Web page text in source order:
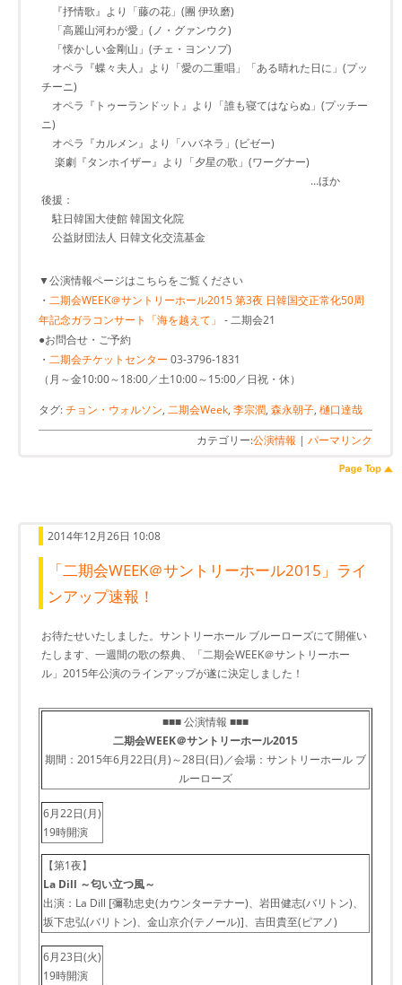
『抒情歌』より「藤の花」(團 伊玖磨)
「高麗山河わが愛」(ノ・グァンウク)
「懐かしい金剛山」(チェ・ヨンソプ)
オペラ『蝶々夫人』より「愛の二重唱」「ある晴れた日に」(プッ
チーニ)
オペラ『トゥーランドット』より「誰も寝てはならぬ」(プッチー
ニ)
オペラ『カルメン』より「ハバネラ」(ビゼー)
楽劇『タンホイザー』より「夕星の歌」(ワーグナー)
…ほか
後援：
駐日韓国大使館 韓国文化院
公益財団法人 日韓文化交流基金
▼公演情報ページはこちらをご覧ください
・ 二期会WEEK＠サントリーホール2015 第3夜 日韓国交正常化50周
年記念ガラコンサート「海を越えて」 - 二期会21
●お問合せ・ご予約
・ 二期会チケットセンター 03-3796-1831
（月～金10:00～18:00／土10:00～15:00／日祝・休）
タグ:チョン・ウォルソン, 二期会Week, 李宗潤, 森永朝子, 樋口達哉
カテゴリー:公演情報 | パーマリンク
2014年12月26日 10:08
「二期会WEEK＠サントリーホール2015」ライ
ンアップ速報！
お待たせいたしました。サントリーホール ブルーローズにて開催い
たします、一週間の歌の祭典、「二期会WEEK＠サントリーホー
ル」2015年公演のラインアップが遂に決定しました！
■■■ 公演情報 ■■■
二期会WEEK＠サントリーホール2015
期間：2015年6月22日(月)～28日(日)／会場：サントリーホール ブ
ルーローズ
6月22日(月)
19時開演
【第1夜】
La Dill ～匂い立つ風～
出演：La Dill [彌勒忠史(カウンターテナー)、岩田健志(バリトン)、
坂下忠弘(バリトン)、金山京介(テノール)]、吉田貴至(ピアノ)
6月23日(火)
19時開演